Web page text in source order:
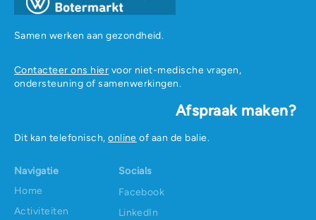
Samen werken aan gezondheid.
Contacteer ons hier voor niet-medische vragen,
ondersteuning of samenwerkingen.
Afspraak maken?
Dit kan telefonisch,online of aan de balie.
Navigatie
Home
Activiteiten
Socials
Facebook
LinkedIn